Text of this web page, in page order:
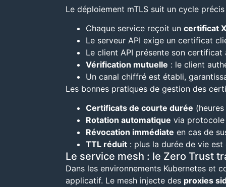
Le déploiement mTLS suit un cycle précis
Chaque service reçoit un certificat
Le serveur API exige un certificat
Le client API présente son certificat
Vérification mutuelle : le client
Un canal chiffré est établi,
Les bonnes pratiques de gestion des
Certificats de courte durée
Rotation automatique via protocole
Révocation immédiate en cas de
TTL réduit : plus la durée de vie
Le service mesh : le Zero Trust
Dans les environnements Kubernetes et
applicatif. Le mesh injecte des proxies